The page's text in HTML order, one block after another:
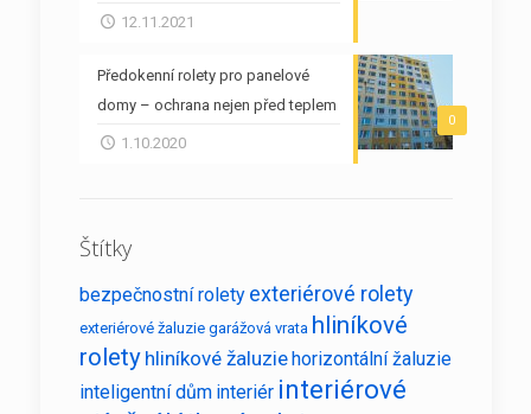
12.11.2021
0
Předokenní rolety pro panelové
domy – ochrana nejen před teplem
1.10.2020
Štítky
bezpečnostní rolety exteriérové rolety
exteriérové žaluzie garážová vrata hliníkové
rolety hliníkové žaluziehorizontální žaluzie
inteligentní dům interiér interiérové